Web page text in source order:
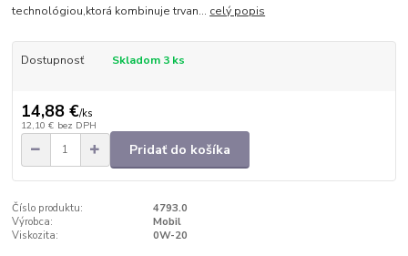
technológiou,ktorá kombinuje trvan... celý popis
Dostupnosť Skladom 3 ks
14,88 €/ks
12,10 € bez DPH
Pridať do košíka
Číslo produktu:
4793.0
Výrobca:
Mobil
Viskozita:
0W-20